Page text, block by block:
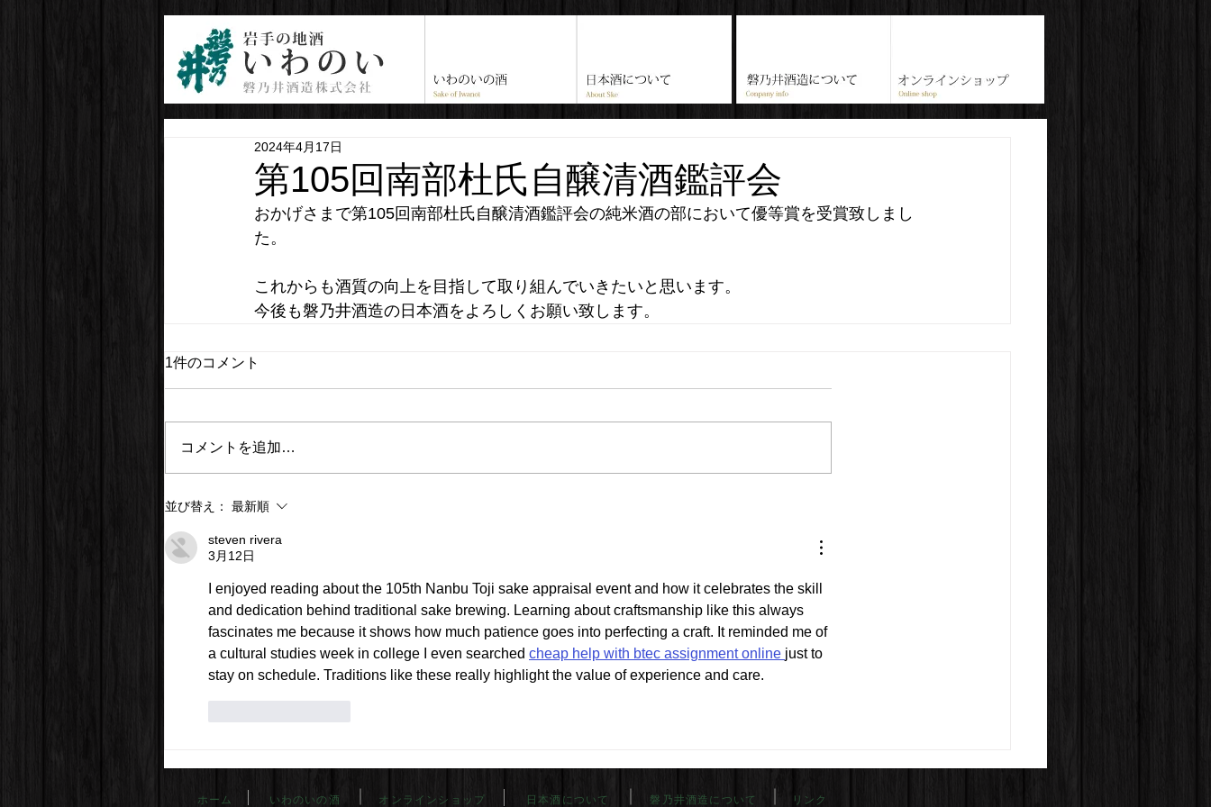
第105回南部杜氏自醸清酒鑑評会
2024年4月17日
おかげさまで第105回南部杜氏自醸清酒鑑評会の純米酒の部において優等賞を受賞致しまし
た。
これからも酒質の向上を目指して取り組んでいきたいと思います。
今後も磐乃井酒造の日本酒をよろしくお願い致します。
1件のコメント
コメントを追加…
並び替え： 最新順
steven rivera
3月12日
I enjoyed reading about the 105th Nanbu Toji sake appraisal event and how it celebrates the skill
and dedication behind traditional sake brewing. Learning about craftsmanship like this always
fascinates me because it shows how much patience goes into perfecting a craft. It reminded me of
a cultural studies week in college I even searched cheap help with btec assignment online just to
stay on schedule. Traditions like these really highlight the value of experience and care.
ホーム いわのいの酒 オンラインショップ 日本酒について 磐乃井酒造について リンク